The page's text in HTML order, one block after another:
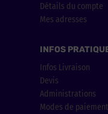
Détails du compte
Mes adresses
INFOS
Infos Livraison
Devis
Administrations
Modes de paiement